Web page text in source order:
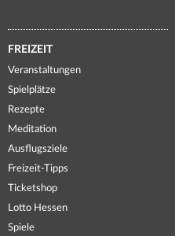
FREIZEIT
Veranstaltungen
Spielplätze
Rezepte
Meditation
Ausflugsziele
Freizeit-Tipps
Ticketshop
Lotto Hessen
Spiele